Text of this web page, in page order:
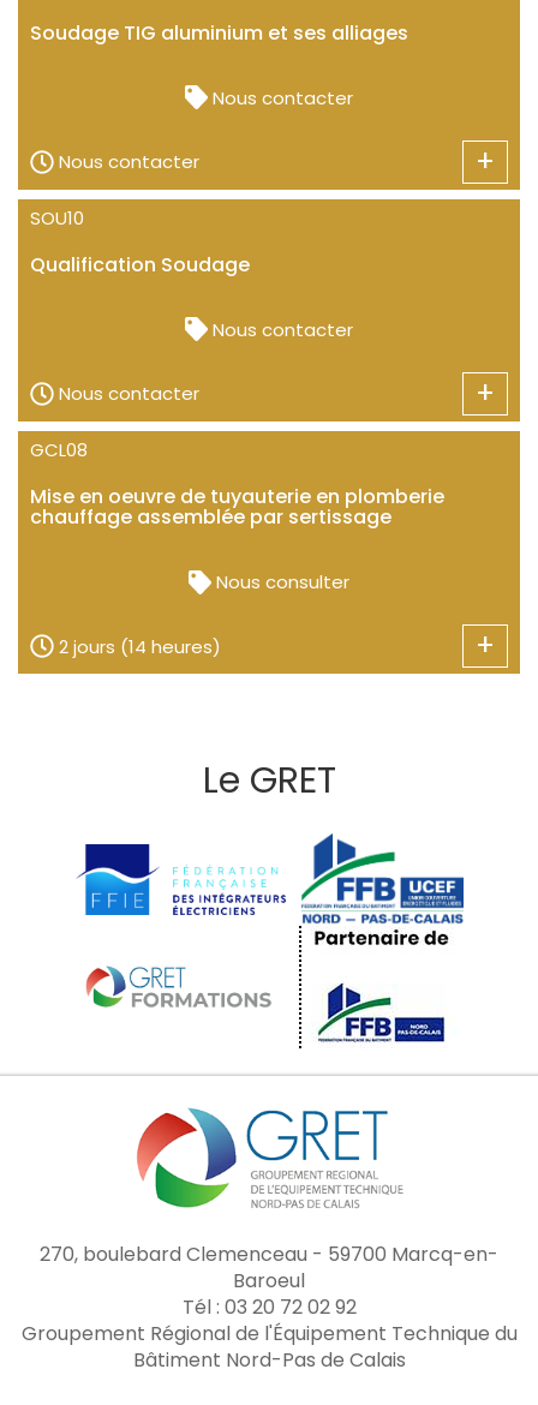
Soudage TIG aluminium et ses alliages
Nous contacter
Nous contacter +
SOU10
Qualification Soudage
Nous contacter
Nous contacter +
GCL08
Mise en oeuvre de tuyauterie en plomberie
chauffage assemblée par sertissage
Nous consulter
2 jours (14 heures) +
Le GRET
270, boulebard Clemenceau - 59700 Marcq-en-
Baroeul
Tél : 03 20 72 02 92
Groupement Régional de l'Équipement Technique du
Bâtiment Nord-Pas de Calais